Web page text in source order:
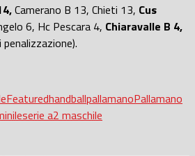
Camerano B 13, Chieti 13, Cus
6, Hc Pescara 4, Chiaravalle B 4,
FeaturedhandballpallamanoPallamano
serie a2 maschile